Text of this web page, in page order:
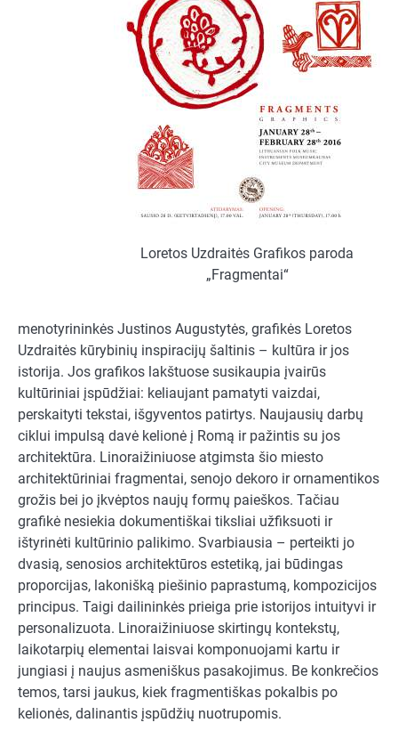
Loretos Uzdraitės Grafikos paroda
„Fragmentai“
menotyrininkės Justinos Augustytės, grafikės Loretos
Uzdraitės kūrybinių inspiracijų šaltinis – kultūra ir jos
istorija. Jos grafikos lakštuose susikaupia įvairūs
kultūriniai įspūdžiai: keliaujant pamatyti vaizdai,
perskaityti tekstai, išgyventos patirtys. Naujausių darbų
ciklui impulsą davė kelionė į Romą ir pažintis su jos
architektūra. Linoraižiniuose atgimsta šio miesto
architektūriniai fragmentai, senojo dekoro ir ornamentikos
grožis bei jo įkvėptos naujų formų paieškos. Tačiau
grafikė nesiekia dokumentiškai tiksliai užfiksuoti ir
ištyrinėti kultūrinio palikimo. Svarbiausia – perteikti jo
dvasią, senosios architektūros estetiką, jai būdingas
proporcijas, lakonišką piešinio paprastumą, kompozicijos
principus. Taigi dailininkės prieiga prie istorijos intuityvi ir
personalizuota. Linoraižiniuose skirtingų kontekstų,
laikotarpių elementai laisvai komponuojami kartu ir
jungiasi į naujus asmeniškus pasakojimus. Be konkrečios
temos, tarsi jaukus, kiek fragmentiškas pokalbis po
kelionės, dalinantis įspūdžių nuotrupomis.